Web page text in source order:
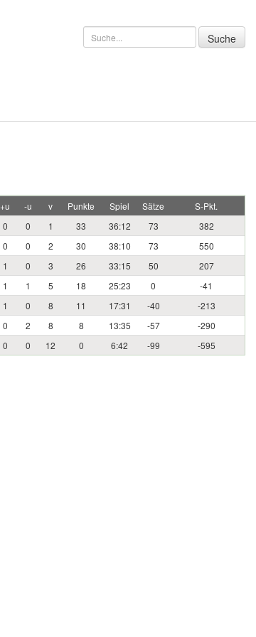
+u -u v Punkte Spiel Sätze
S-Pkt.
0 0 1 33 36:12 73
382
0 0 2 30 38:10 73
550
1 0 3 26 33:15 50
207
1 1 5 18 25:23 0
-41
1 0 8 11 17:31 -40
-213
0 2 8 8 13:35 -57
-290
0 0 12 0 6:42 -99 -595